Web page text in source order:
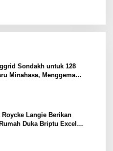
Sondakh untuk 128
Minahasa, Menggema
Langie Berikan
Duka Briptu Excel